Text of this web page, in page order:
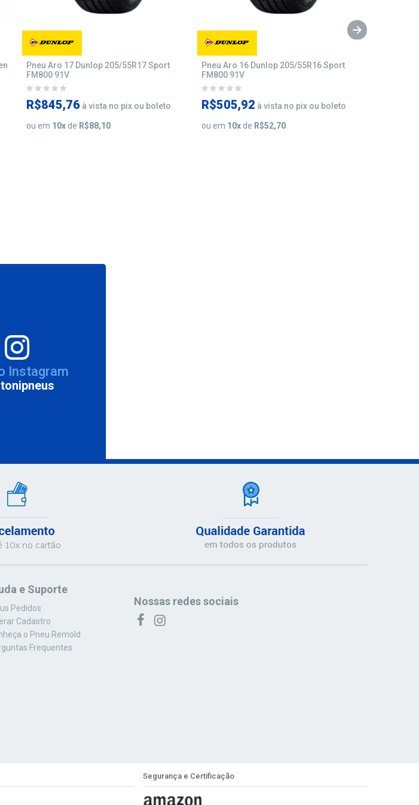
Pneu Aro 17 Dunlop 205/55R17 Sport
FM800 91V
R$845,76 à vista no pix ou boleto
ou em 10x de R$88,10
Pneu Aro 16 Dunlop 205/55R16 Sport
FM800 91V
R$505,92 à vista no pix ou boleto
ou em 10x de R$52,70
Instagram
e Suporte
Pedidos
Cadastro
o Pneu Remold
Frequentes
Nossas redes sociais
Segurança e Certificação